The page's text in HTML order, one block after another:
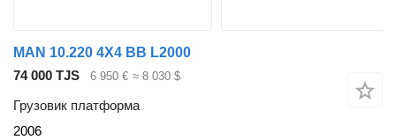
MAN 10.220 4X4 BB L2000
74 000 TJS
6 950 € ≈ 8 030 $
Грузовик платформа
2006